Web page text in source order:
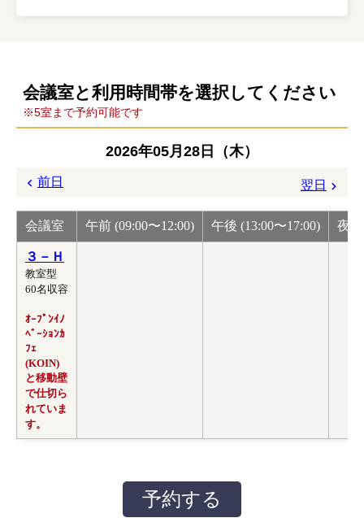
会議室と利用時間帯を選択してください
※5室まで予約可能です
2026年05月28日（木）
前日 翌日
会議室 午前 (09:00〜12:00) 午後 (13:00〜17:00) 夜
３－Ｈ
教室型
60名収容
ｵｰﾌﾟﾝｲﾉ
ﾍﾞｰｼｮﾝｶ
ﾌｪ
(KOIN)
と移動壁
で仕切ら
れていま
す。